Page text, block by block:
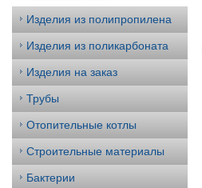
Изделия из полипропилена
Изделия из поликарбоната
Изделия на заказ
Трубы
Отопительные котлы
Строительные материалы
Бактерии